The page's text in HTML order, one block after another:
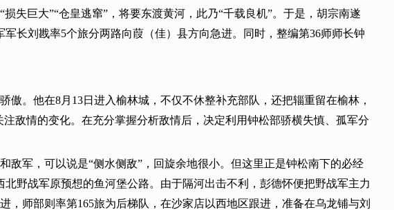
失巨大”“仓皇逃窜”，将要东渡黄河，此乃“千载良机”。于是，胡宗南遂
长刘戡率5个旅分两路向葭（佳）县方向急进。同时，整编第36师师长钟
。他在8月13日进入榆林城，不仅不休整补充部队，还把辎重留在榆林，
敌情的变化。在充分掌握分析敌情后，决定利用钟松部骄横失慎、孤军分
军，可以说是“侧水侧敌”，回旋余地很小。但这里正是钟松南下的必经
野战军原预想的鱼河堡公路。由于隔河出击不利，彭德怀便把野战军主力
师部则率第165旅为后梯队，在沙家店以西地区跟进，准备在乌龙铺与刘